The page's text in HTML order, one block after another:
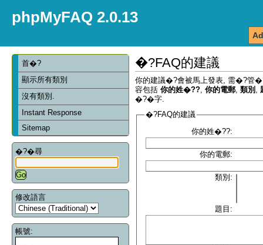
phpMyFAQ 2.0.13
首�?
顯示所有類別
沒有類別.
Instant Response
Sitemap
�?�尋
修改語言
帳號:
�?FAQ的建議
你的建議�?會被馬上發表, 需�?管
容包括 你的姓�?? 你的電郵 類別
�?�字.
�?FAQ的建議
你的姓�??:
你的電郵:
類別:
題目: